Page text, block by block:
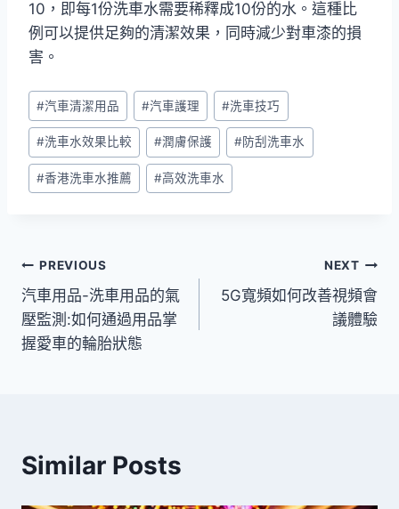
10，即每1份洗車水需要稀釋成10份的水。這種比
例可以提供足夠的清潔效果，同時減少對車漆的損
害。
Post
Tags:
#汽車清潔用品 #汽車護理 #洗車技巧
#洗車水效果比較 #潤膚保護 #防刮洗車水
#香港洗車水推薦 #高效洗車水
文
章
導
PREVIOUS
汽車用品-洗車用品的氣
壓監測:如何通過用品掌
握愛車的輪胎狀態
NEXT
5G寬頻如何改善視頻會
議體驗
Similar Posts